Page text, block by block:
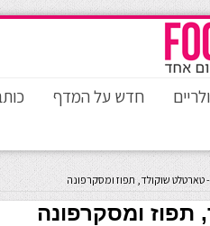
חדש על המדף
-טארטלט שוקולד, תפוז ומסקרפונה
ומסקרפונה